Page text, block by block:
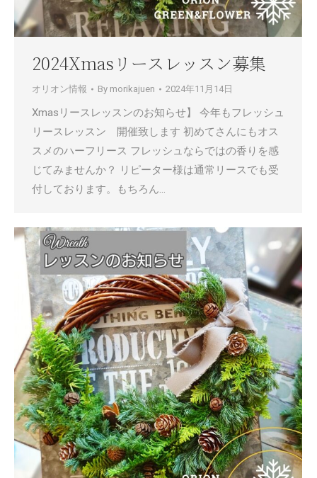
2024Xmasリースレッスン募集
オリオン情報 By morikajuen 2024年11月14日
Xmasリースレッスンのお知らせ】 今年もフレッシュ
リースレッスン 開催致します 初めてさんにもオス
スメのハーフリース フレッシュならではの香りを感
じてみませんか？ リピーター様は通常リースでも受
付しております。もちろん…